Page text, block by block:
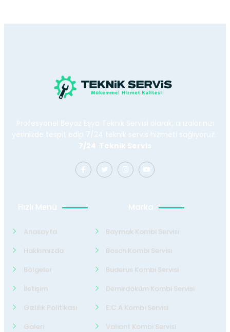
Profesyonel Beyaz Eşya Teknik Servisi olarak, arızalarınızı
yerinizde tespit edip 7/24 teknik servis hizmeti sağlıyoruz.
7/24 Teknik Servis
Hızlı Menü
Anasayfa
Hakkımızda
Bölgeler
İletişim
Gizlilik Politikası
Galeri
Marka
Baymak Kombi Servisi
Bosch Kombi Servisi
Buderus Kombi Servisi
Demirdöküm Kombi Servisi
E.C.A Kombi Servisi
Valiant Kombi Servisi